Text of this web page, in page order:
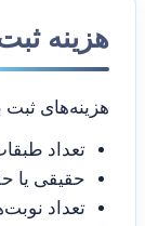
هزینه
هزینه‌های ثبت
تعداد
حقیقی یا
تعداد